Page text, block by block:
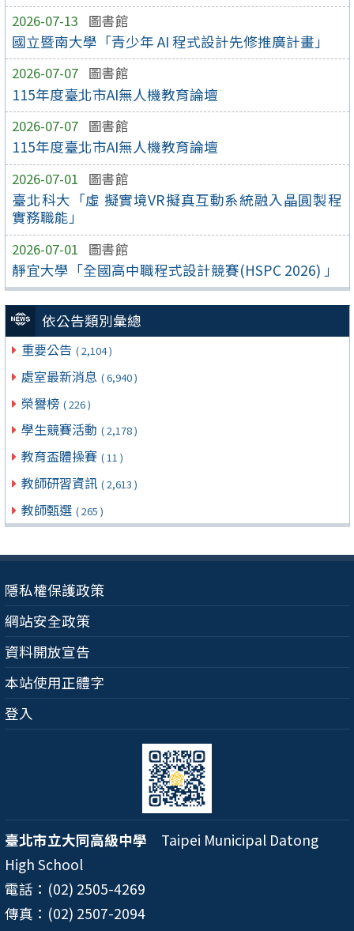
2026-07-13 圖書館
國立暨南大學「青少年 AI 程式設計先修推廣計畫」
2026-07-07 圖書館
115年度臺北市AI無人機教育論壇
2026-07-07 圖書館
115年度臺北市AI無人機教育論壇
2026-07-01 圖書館
臺北科大「虛 擬實境VR擬真互動系統融入晶圓製程
實務職能」
2026-07-01 圖書館
靜宜大學「全國高中職程式設計競賽(HSPC 2026) 」
依公告類別彙總
重要公告 ( 2,104 )
處室最新消息 ( 6,940 )
榮譽榜 ( 226 )
學生競賽活動 ( 2,178 )
教育盃體操賽 ( 11 )
教師研習資訊 ( 2,613 )
教師甄選 ( 265 )
隱私權保護政策
網站安全政策
資料開放宣告
本站使用正體字
登入
臺北市立大同高級中學 Taipei Municipal Datong
High School
電話：(02) 2505-4269
傳真：(02) 2507-2094